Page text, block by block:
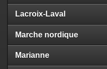
Lacroix-Laval
Marche nordique
Marianne